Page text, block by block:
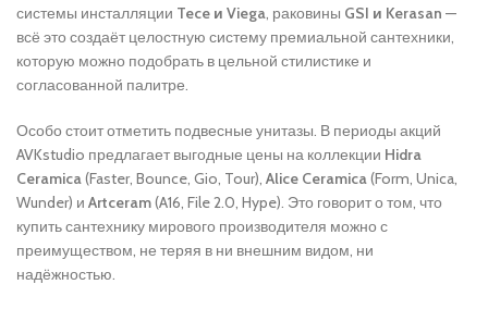
системы инсталляции Tece и Viega, раковины GSI и Kerasan —
всё это создаёт целостную систему премиальной сантехники,
которую можно подобрать в цельной стилистике и
согласованной палитре.
Особо стоит отметить подвесные унитазы. В периоды акций
AVKstudio предлагает выгодные цены на коллекции Hidra
Ceramica(Faster, Bounce, Gio, Tour), Alice Ceramica(Form, Unica,
Wunder) и Artceram(A16, File 2.0, Hype). Это говорит о том, что
купить сантехнику мирового производителя можно с
преимуществом, не теряя в ни внешним видом, ни
надёжностью.